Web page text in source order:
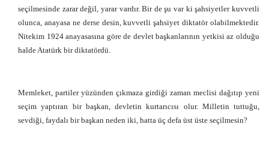
seçilmesinde zarar değil, yarar vardır. Bir de şu var ki şahsiyetler kuvvetli
olunca, anayasa ne derse desin, kuvvetli şahsiyet diktatör olabilmektedir.
Nitekim 1924 anayasasına göre de devlet başkanlarının yetkisi az olduğu
halde Atatürk bir diktatördü.
Memleket, partiler yüzünden çıkmaza girdiği zaman meclisi dağıtıp yeni
seçim yaptıran bir başkan, devletin kurtarıcısı olur. Milletin tuttuğu,
sevdiği, faydalı bir başkan neden iki, hatta üç defa üst üste seçilmesin?